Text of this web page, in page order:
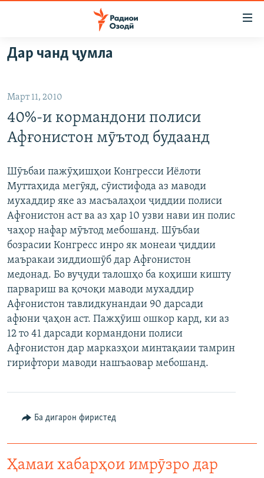
Ҷаҳиш
ба
аслӣ
Ҷаҳиш
ба
феҳристи
аслӣ
Ҷаҳиш
ба
ҷустор
ГӮШАҲО
ҚАЗИЯИ "КРОКУС"
ОСИЁИ МАРКАЗӢ
ФАРҲАНГ
МЕҲМОНИ ОЗОДӢ
ВАРЗИШ
РӮЗГОРИ МУҲОҶИР
САЛОМ, ХОҲАР
ТАҲҚИҚОТ
ҶАНГ ДАР УКРАИНА
НАЗАРИ МАРДУМ
БЛОГИСТОН
ОЗОДӢ ОНЛАЙН
ЧАНДРАСОНАӢ
ВИДЕО
НИГОРИСТОН
ГУЗОРИШҲОИ РАДИОӢ
РӮЙХАТҲО
КИТОБҲОИ ОЗОДӢ
Русский
ПАЙГИРӢ КУНЕД
Дар чанд ҷумла
Март 11, 2010
40%-и кормандони полиси
Афғонистон мӯътод будаанд
Шӯъбаи пажӯҳишҳои Конгресси Иёлоти
Муттаҳида мегӯяд, сӯистифода аз маводи
мухаддир яке аз масъалаҳои ҷиддии полиси
Афғонистон аст ва аз ҳар 10 узви нави ин полис
чаҳор нафар мӯътод мебошанд. Шӯъбаи
бозрасии Конгресс инро як монеаи ҷиддии
маъракаи зиддиошӯб дар Афғонистон
медонад. Бо вуҷуди талошҳо ба коҳиши кишту
парвариш ва қочоқи маводи мухаддир
Афғонистон тавлидкунандаи 90 дарсади
афюни ҷаҳон аст. Пажҳӯиш ошкор кард, ки аз
12 то 41 дарсади кормандони полиси
Афғонистон дар марказҳои минтақаии тамрин
гирифтори маводи нашъаовар мебошанд.
Ба дигарон фиристед
Ҳамаи хабарҳои имрӯзро дар